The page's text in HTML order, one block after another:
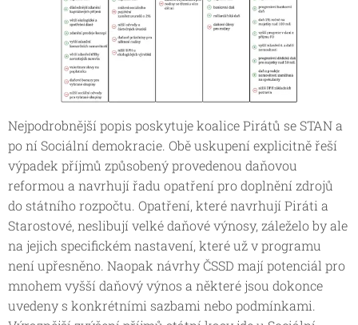
Nejpodrobnější popis poskytuje koalice Pirátů se STAN a
po ní Sociální demokracie. Obě uskupení explicitně řeší
výpadek příjmů způsobený provedenou daňovou
reformou a navrhují řadu opatření pro doplnění zdrojů
do státního rozpočtu. Opatření, které navrhují Piráti a
Starostové, neslibují velké daňové výnosy, záleželo by ale
na jejich specifickém nastavení, které už v programu
není upřesněno. Naopak návrhy ČSSD mají potenciál pro
mnohem vyšší daňový výnos a některé jsou dokonce
uvedeny s konkrétními sazbami nebo podmínkami.